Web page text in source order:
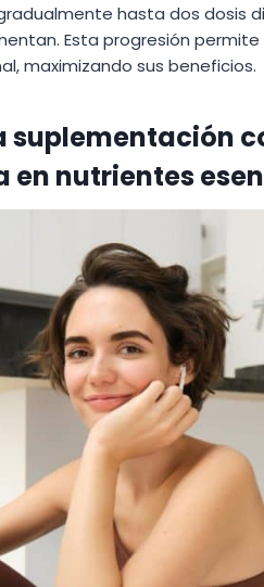
hasta dos dosis
Esta progresión
maximizando sus beneficios.
suplementación
nutrientes